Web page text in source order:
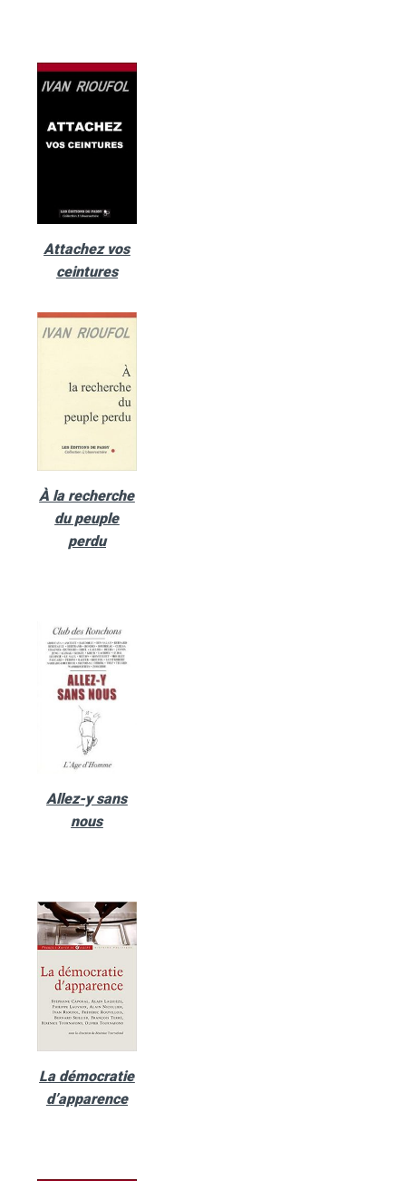
Attachez vos
ceintures
À la recherche
du peuple
perdu
Allez-y sans
nous
La démocratie
d’apparence